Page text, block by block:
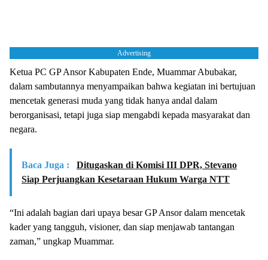
Advertising
Ketua PC GP Ansor Kabupaten Ende, Muammar Abubakar,
dalam sambutannya menyampaikan bahwa kegiatan ini bertujuan
mencetak generasi muda yang tidak hanya andal dalam
berorganisasi, tetapi juga siap mengabdi kepada masyarakat dan
negara.
Baca Juga :
Ditugaskan di Komisi III DPR, Stevano
Siap Perjuangkan Kesetaraan Hukum Warga NTT
“Ini adalah bagian dari upaya besar GP Ansor dalam mencetak
kader yang tangguh, visioner, dan siap menjawab tantangan
zaman,” ungkap Muammar.